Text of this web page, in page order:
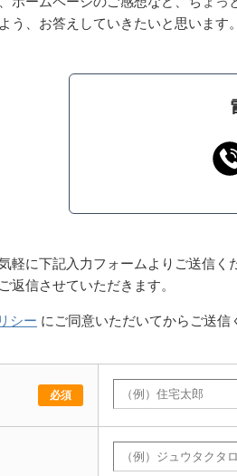
う、お答えしていきたいと思います。
軽に下記入力フォームよりご送信く
返信させていただきます。
シー にご同意いただいてからご送信
必須